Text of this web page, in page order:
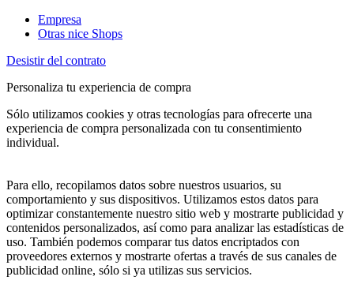
Empresa
Otras nice Shops
Desistir del contrato
Personaliza tu experiencia de compra
Sólo utilizamos cookies y otras tecnologías para ofrecerte una
experiencia de compra personalizada con tu consentimiento
individual.
Para ello, recopilamos datos sobre nuestros usuarios, su
comportamiento y sus dispositivos. Utilizamos estos datos para
optimizar constantemente nuestro sitio web y mostrarte publicidad y
contenidos personalizados, así como para analizar las estadísticas de
uso. También podemos comparar tus datos encriptados con
proveedores externos y mostrarte ofertas a través de sus canales de
publicidad online, sólo si ya utilizas sus servicios.